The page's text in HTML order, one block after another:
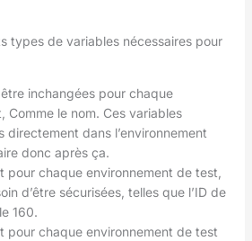
types de variables nécessaires pour
inchangées pour chaque
Comme le nom. Ces variables
directement dans l’environnement
donc après ça.
pour chaque environnement de test,
d’être sécurisées, telles que l’ID de
160.
pour chaque environnement de test